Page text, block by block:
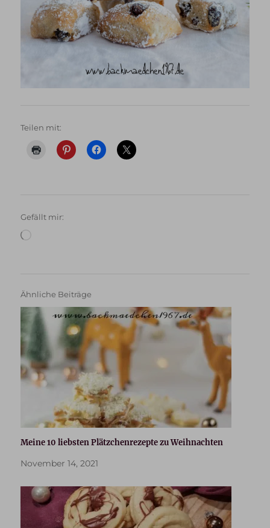
Teilen mit:
Gefällt mir:
Ähnliche Beiträge
Meine 10 liebsten Plätzchenrezepte zu Weihnachten
November 14, 2021